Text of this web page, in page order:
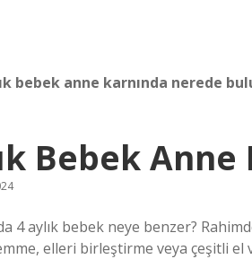
bebek anne karnında nerede
Bebek Anne
4 aylık bebek neye benzer?
elleri birleştirme veya çeşitli